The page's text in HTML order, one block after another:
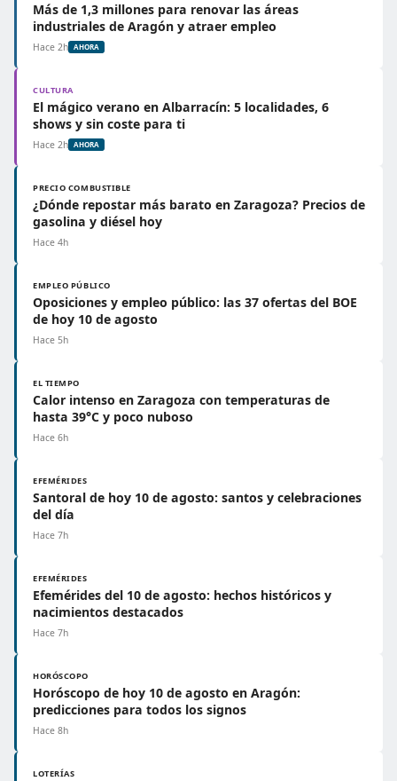
Más de 1,3 millones para renovar las áreas
industriales de Aragón y atraer empleo
Hace 2h AHORA
CULTURA
El mágico verano en Albarracín: 5 localidades, 6
shows y sin coste para ti
Hace 2h AHORA
PRECIO COMBUSTIBLE
¿Dónde repostar más barato en Zaragoza? Precios de
gasolina y diésel hoy
Hace 4h
EMPLEO PÚBLICO
Oposiciones y empleo público: las 37 ofertas del BOE
de hoy 10 de agosto
Hace 5h
EL TIEMPO
Calor intenso en Zaragoza con temperaturas de
hasta 39°C y poco nuboso
Hace 6h
EFEMÉRIDES
Santoral de hoy 10 de agosto: santos y celebraciones
del día
Hace 7h
EFEMÉRIDES
Efemérides del 10 de agosto: hechos históricos y
nacimientos destacados
Hace 7h
HORÓSCOPO
Horóscopo de hoy 10 de agosto en Aragón:
predicciones para todos los signos
Hace 8h
LOTERÍAS